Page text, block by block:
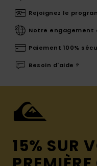
Rejoignez le
Notre engagement
Paiement 100%
Besoin d'aide ?
15% SUR